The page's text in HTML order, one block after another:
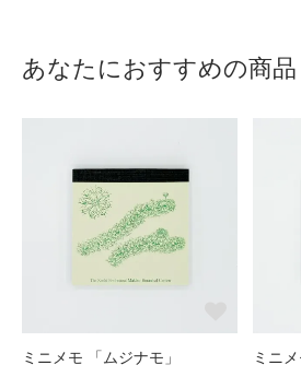
あなたにおすすめの商品
ミニメモ 「ムジナモ」 ミニ